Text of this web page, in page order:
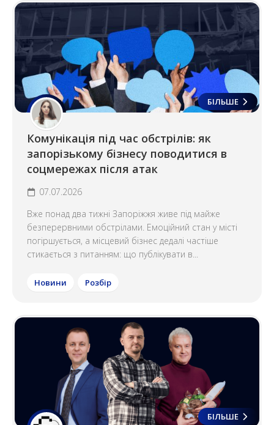
БІЛЬШЕ
Комунікація під час обстрілів: як
запорізькому бізнесу поводитися в
соцмережах після атак
07.07.2026
Вже понад два тижні Запоріжжя живе під майже
безперервними обстрілами. Емоційний стан у місті
погіршується, а місцевий бізнес дедалі частіше
стикається з питанням: що публікувати в...
Новини Розбір
БІЛЬШЕ